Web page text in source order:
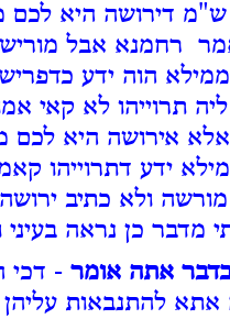
דירושה היא לכם
רחמנא אבל
ממילא הוה ידע
תרוייהו לא קאי
אלא אירושה היא לכם
ידע דתרוייהו
ולא כתיב
מדבר כן נראה בעיני
אתה אומר - דכי
להתנבאות עליהן